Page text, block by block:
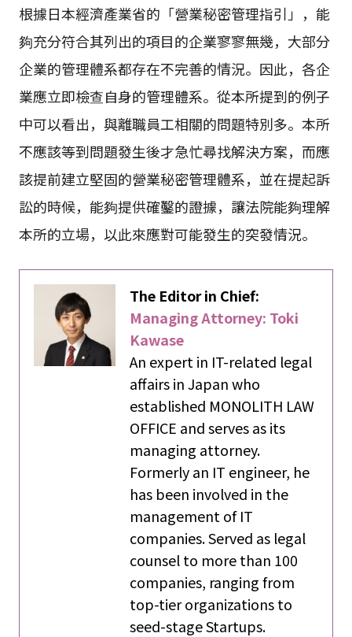
根據日本經濟產業省的「營業秘密管理指引」，能
夠充分符合其列出的項目的企業寥寥無幾，大部分
企業的管理體系都存在不完善的情況。因此，各企
業應立即檢查自身的管理體系。從本所提到的例子
中可以看出，與離職員工相關的問題特別多。本所
不應該等到問題發生後才急忙尋找解決方案，而應
該提前建立堅固的營業秘密管理體系，並在提起訴
訟的時候，能夠提供確鑿的證據，讓法院能夠理解
本所的立場，以此來應對可能發生的突發情況。
The Editor in Chief:
Managing Attorney: Toki
Kawase
An expert in IT-related legal
affairs in Japan who
established MONOLITH LAW
OFFICE and serves as its
managing attorney.
Formerly an IT engineer, he
has been involved in the
management of IT
companies. Served as legal
counsel to more than 100
companies, ranging from
top-tier organizations to
seed-stage Startups.